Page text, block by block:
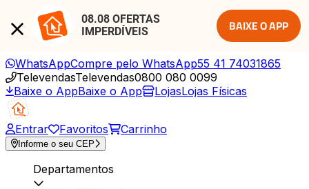
08.08 OFERTAS
IMPERDÍVEIS
BAIXE O APP
WhatsAppCompre pelo WhatsApp55 41 74031865
TelevendasTelevendas0800 080 0099
Baixe o AppBaixe o App LojasLojas Físicas
Entrar Favoritos Carrinho
Informe o seu CEP
Departamentos